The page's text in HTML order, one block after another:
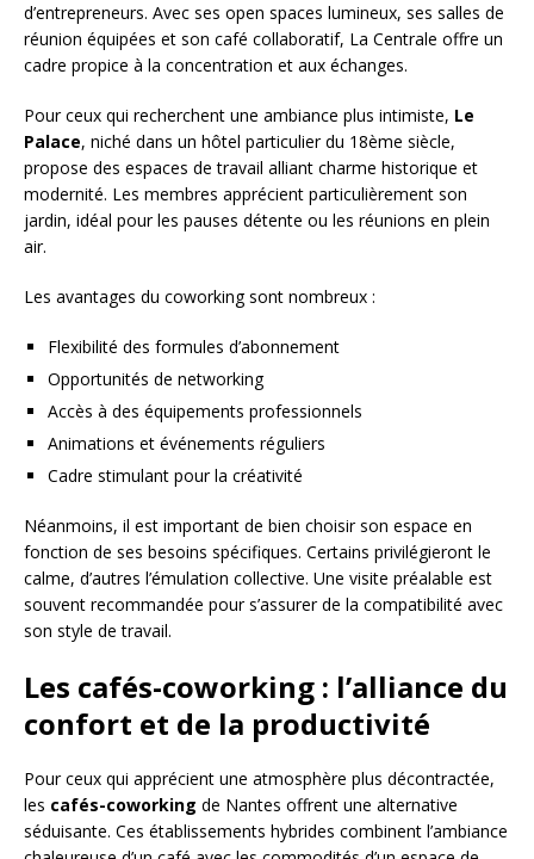
d’entrepreneurs. Avec ses open spaces lumineux, ses salles de
réunion équipées et son café collaboratif, La Centrale offre un
cadre propice à la concentration et aux échanges.
Pour ceux qui recherchent une ambiance plus intimiste, Le
Palace, niché dans un hôtel particulier du 18ème siècle,
propose des espaces de travail alliant charme historique et
modernité. Les membres apprécient particulièrement son
jardin, idéal pour les pauses détente ou les réunions en plein
air.
Les avantages du coworking sont nombreux :
Flexibilité des formules d’abonnement
Opportunités de networking
Accès à des équipements professionnels
Animations et événements réguliers
Cadre stimulant pour la créativité
Néanmoins, il est important de bien choisir son espace en
fonction de ses besoins spécifiques. Certains privilégieront le
calme, d’autres l’émulation collective. Une visite préalable est
souvent recommandée pour s’assurer de la compatibilité avec
son style de travail.
Les cafés-coworking : l’alliance du
confort et de la productivité
Pour ceux qui apprécient une atmosphère plus décontractée,
les cafés-coworking de Nantes offrent une alternative
séduisante. Ces établissements hybrides combinent l’ambiance